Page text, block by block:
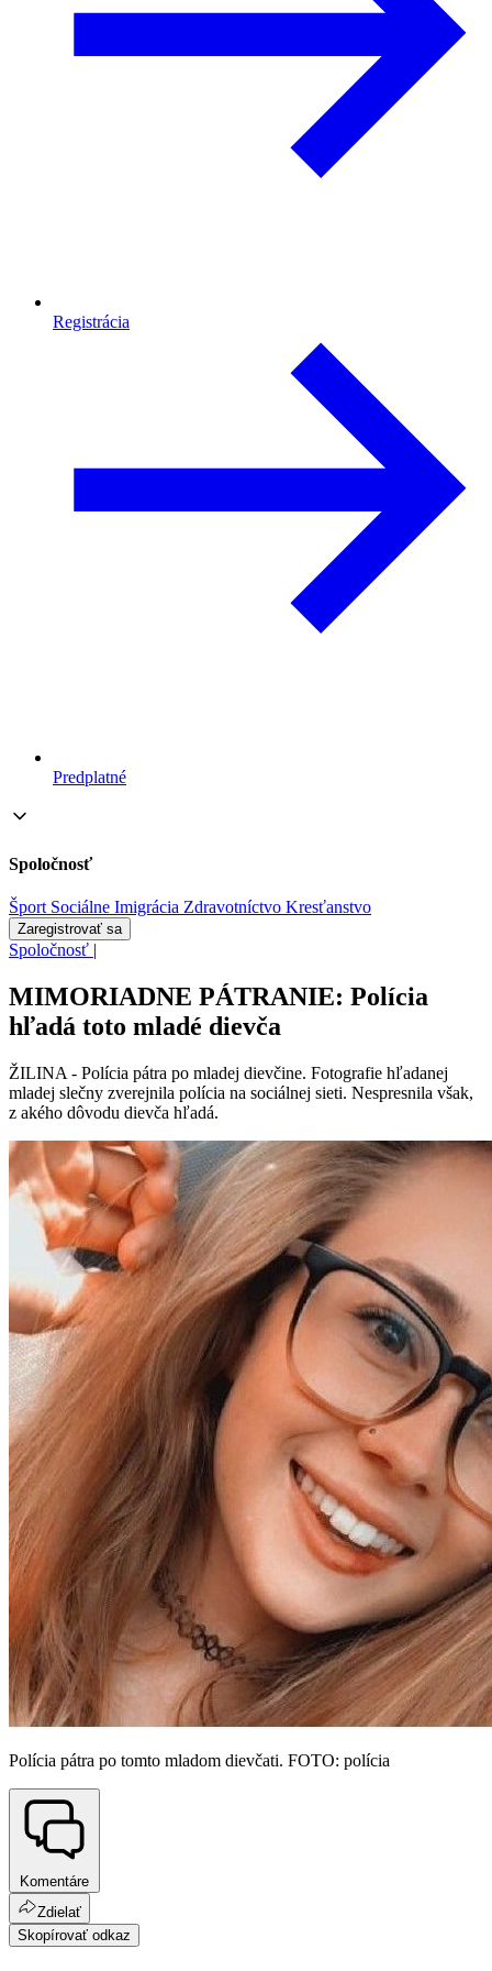
Registrácia
Predplatné
Spoločnosť
Šport Sociálne Imigrácia Zdravotníctvo Kresťanstvo
Zaregistrovať sa
Spoločnosť |
MIMORIADNE PÁTRANIE: Polícia
hľadá toto mladé dievča
ŽILINA - Polícia pátra po mladej dievčine. Fotografie hľadanej
mladej slečny zverejnila polícia na sociálnej sieti. Nespresnila však,
z akého dôvodu dievča hľadá.
Polícia pátra po tomto mladom dievčati. FOTO: polícia
Komentáre
Zdielať
Skopírovať odkaz